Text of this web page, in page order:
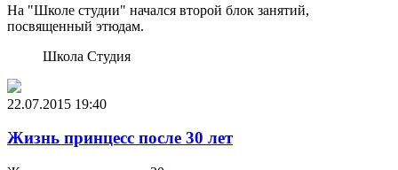
На "Школе студии" начался второй блок занятий,
посвященный этюдам.
Школа Студия
22.07.2015 19:40
Жизнь принцесс после 30 лет